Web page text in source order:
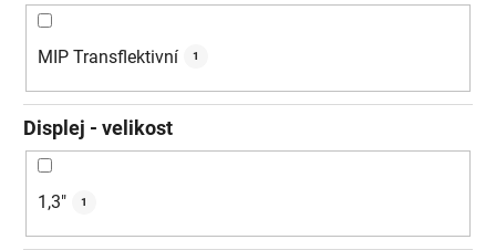
MIP Transflektivní 1
Displej - velikost
1,3" 1